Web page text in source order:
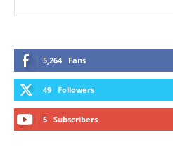
5,264 Fans
49 Followers
5 Subscribers